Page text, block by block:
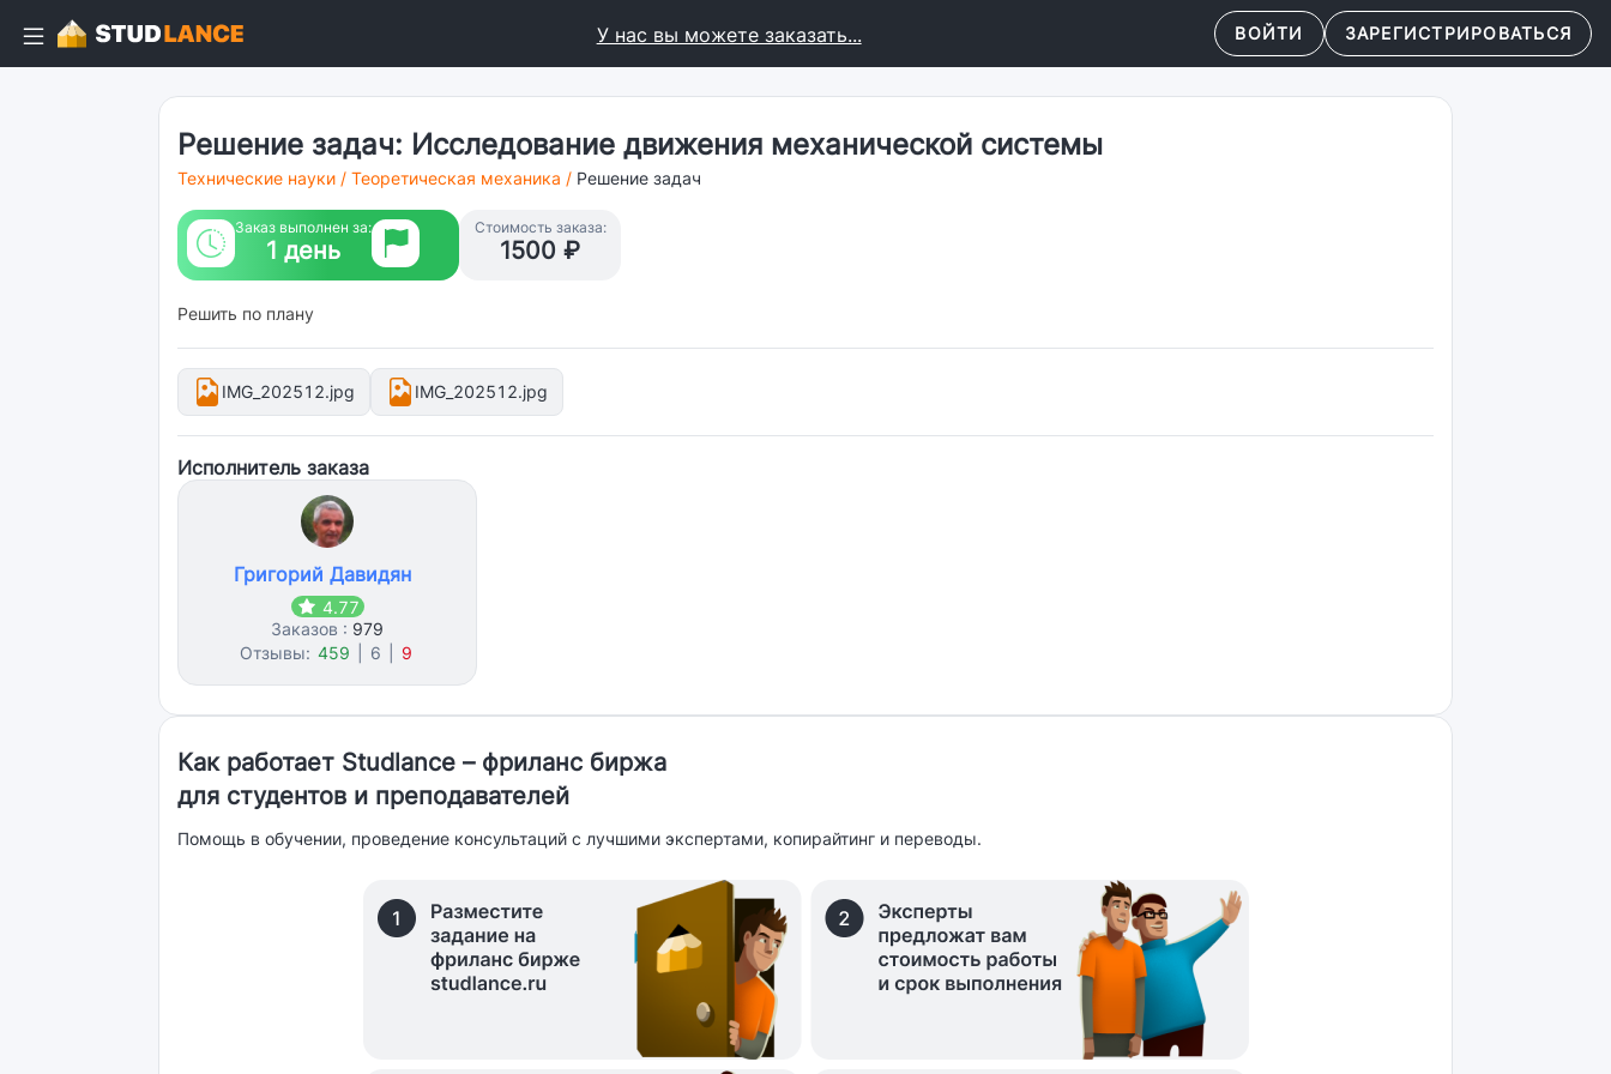
У нас вы можете заказать... ВОЙТИ ЗАРЕГИСТРИРОВАТЬСЯ
Решение задач: Исследование движения механической системы
Технические науки / Теоретическая механика / Решение задач
Заказ выполнен за:
1 день
Стоимость заказа:
1500 ₽
Решить по плану
IMG_202512.jpg IMG_202512.jpg
Исполнитель заказа
Григорий Давидян
4.77
Заказов : 979
Отзывы: 459 6 9
Как работает Studlance – фриланс биржа
для студентов и преподавателей
Помощь в обучении, проведение консультаций с лучшими экспертами, копирайтинг и переводы.